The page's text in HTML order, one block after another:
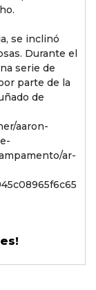
se inclinó
Durante el
serie de
parte de la
de
aaron-
ar-